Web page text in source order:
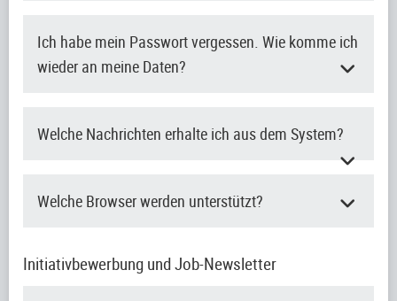
Ich habe mein Passwort vergessen. Wie komme ich
wieder an meine Daten?
Welche Nachrichten erhalte ich aus dem System?
Welche Browser werden unterstützt?
Initiativbewerbung und Job-Newsletter